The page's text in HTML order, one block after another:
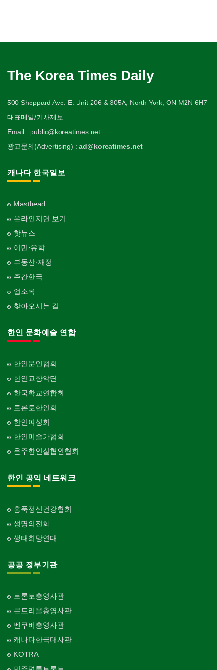
The Korea Times Daily
500 Sheppard Ave. E. Unit 206 & 305A, North York, ON M2N 6H7
대표메일/기사제보
Email : public@koreatimes.net
광고문의(Advertising) : ad@koreatimes.net
캐나다 한국일보
Masthead
온라인지면 보기
핫뉴스
이민·유학
부동산·재정
주간한국
업소록
찾아오시는 길
한인 문화예술 연합
한인문인협회
한인교향악단
한국학교연합회
토론토한인회
한인여성회
한인미술가협회
온주한인실협인협회
한인 공익 네트워크
홍푹정신건강협회
생명의전화
생태희망연대
공공 정부기관
토론토총영사관
몬트리올총영사관
벤쿠버총영사관
캐나다한국대사관
KOTRA